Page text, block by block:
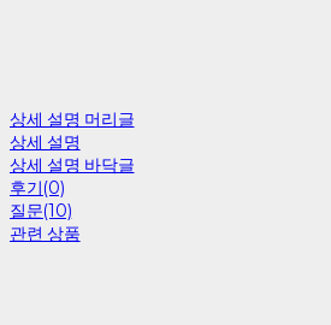
상세 설명 머리글
상세 설명
상세 설명 바닥글
후기(0)
질문(10)
관련 상품